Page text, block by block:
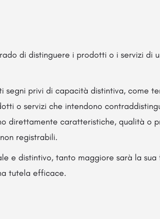
di distinguere i prodotti o i servizi di
segni privi di capacità distintiva, come
o servizi che intendono
direttamente caratteristiche, qualità o
registrabili.
e distintivo, tanto maggiore sarà la
tutela efficace.